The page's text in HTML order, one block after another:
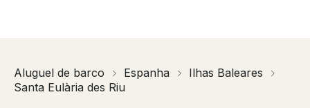
Aluguel de barco Espanha
Ilhas Baleares
Santa Eulària des Riu